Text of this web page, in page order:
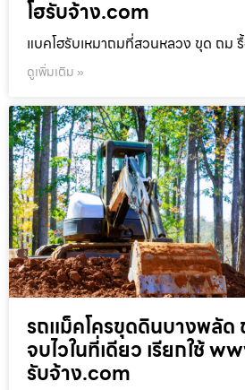
โฮรับจ้าง.com
แบคโฮรับเหมาถมที่สวนหลวง ขุด ถม
ดูเพิ่มเติม »
รถแม็คโครขุดดินบางพลัด
จบไวในที่เดียว เรียกใช้
รับจ้าง.com